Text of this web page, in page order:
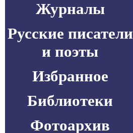
Журналы
Русские писатели
и поэты
Избранное
Библиотеки
Фотоархив